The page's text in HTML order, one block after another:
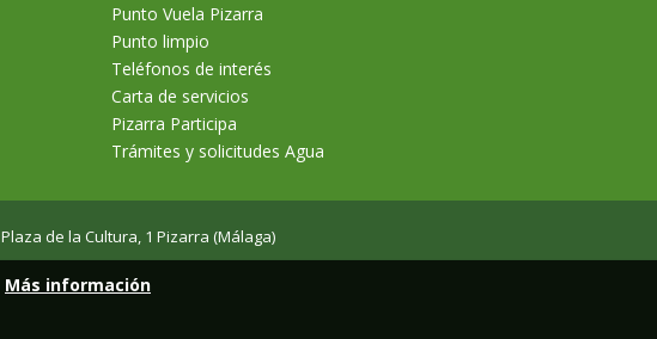
Más información
Punto Vuela Pizarra
Punto limpio
Teléfonos de interés
Carta de servicios
Pizarra Participa
Trámites y solicitudes Agua
Plaza de la Cultura, 1 Pizarra (Málaga)